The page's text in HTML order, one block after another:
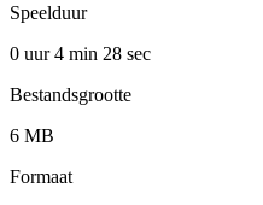
Speelduur
0 uur 4 min 28 sec
Bestandsgrootte
6 MB
Formaat